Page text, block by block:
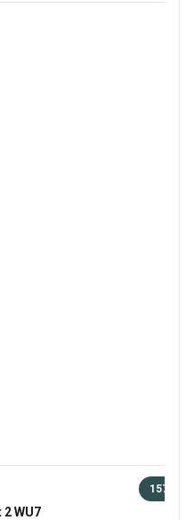
2 WU7
157 €